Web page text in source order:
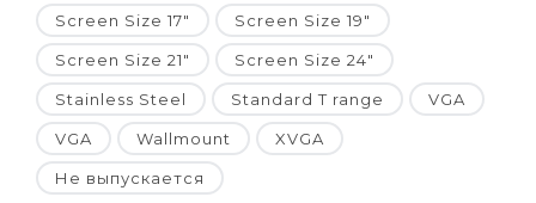
Screen Size 17" Screen Size 19"
Screen Size 21" Screen Size 24"
Stainless Steel Standard T range VGA
VGA Wallmount XVGA
Не выпускается